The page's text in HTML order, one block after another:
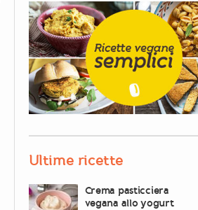
Ultime ricette
Crema pasticciera
vegana allo yogurt